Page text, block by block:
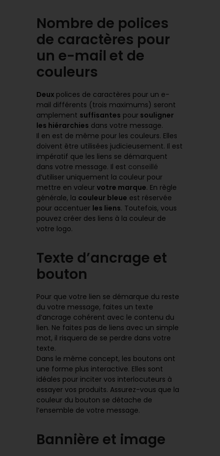
Nombre de polices
de caractères pour
un e-mail et de
couleurs
Deux polices de caractères pour un e-
mail différents (trois maximums) seront
amplement suffisantes pour souligner
les hiérarchies dans votre message.
Il en est de même pour les couleurs. Elles
doivent être utilisées judicieusement. Il est
impératif que les liens se démarquent
dans votre message. Il est conseillé
d’utiliser uniquement la couleur pour
mettre en valeur votre marque. En règle
générale, la couleur bleue est réservée
pour accentuer les liens. Toutefois, vous
pouvez créer des liens à la couleur de
votre logo.
Texte d’ancrage et
bouton
Pour que votre lien se démarque du reste
du votre message, faites un texte
d’ancrage cohérent avec le contenu du
lien. Ne faites pas de liens avec un simple
mot, il risquera de se perdre dans votre
texte.
Dans le même concept, les boutons ont
une forme plus interactive. Elles sont
idéales pour inciter vos interlocuteurs à
essayer vos produits. Assurez-vous que la
couleur du bouton se détache de
l’ensemble de votre message.
Bannière et image